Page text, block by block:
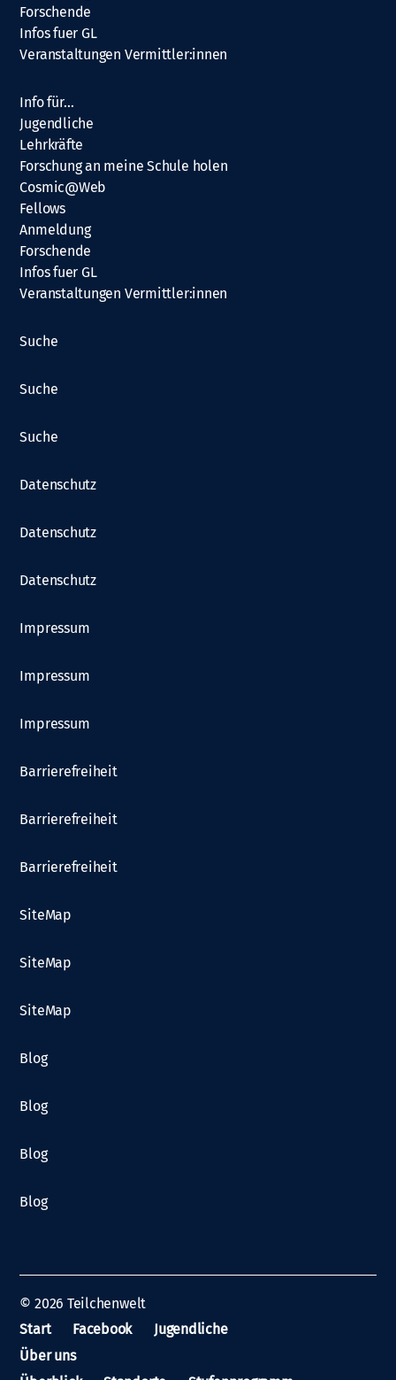
Forschende
Infos fuer GL
Veranstaltungen Vermittler:innen
Info für…
Jugendliche
Lehrkräfte
Forschung an meine Schule holen
Cosmic@Web
Fellows
Anmeldung
Forschende
Infos fuer GL
Veranstaltungen Vermittler:innen
Suche
Suche
Suche
Datenschutz
Datenschutz
Datenschutz
Impressum
Impressum
Impressum
Barrierefreiheit
Barrierefreiheit
Barrierefreiheit
SiteMap
SiteMap
SiteMap
Blog
Blog
Blog
Blog
© 2026 Teilchenwelt
Start
Facebook
Jugendliche
Über uns